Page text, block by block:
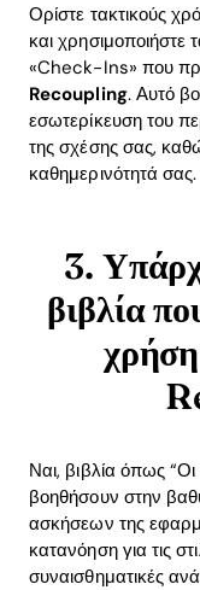
Ορίστε τακτικούς
και χρησιμοποιήστε
«Check-Ins» που
Recoupling. Αυτό
εσωτερίκευση του
της σχέσης σας,
καθημερινότητά σας.
3.
βιβλία
Ναι, βιβλία όπως
βοηθήσουν στην
ασκήσεων της
κατανόηση για τις
συναισθηματικές